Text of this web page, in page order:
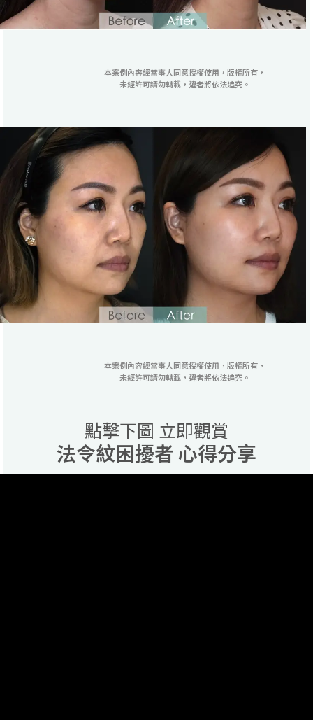
本案例內容經當事人同意授權使用，版權所有，
未經許可請勿轉載，違者將依法追究。
本案例內容經當事人同意授權使用，版權所有，
未經許可請勿轉載，違者將依法追究。
點擊下圖 立即觀賞
法令紋困擾者 心得分享